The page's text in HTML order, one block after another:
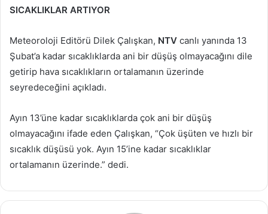
SICAKLIKLAR ARTIYOR
Meteoroloji Editörü Dilek Çalışkan, NTV canlı yanında 13
Şubat’a kadar sıcaklıklarda ani bir düşüş olmayacağını dile
getirip hava sıcaklıkların ortalamanın üzerinde
seyredeceğini açıkladı.
Ayın 13’üne kadar sıcaklıklarda çok ani bir düşüş
olmayacağını ifade eden Çalışkan, “Çok üşüten ve hızlı bir
sıcaklık düşüsü yok. Ayın 15’ine kadar sıcaklıklar
ortalamanın üzerinde.” dedi.